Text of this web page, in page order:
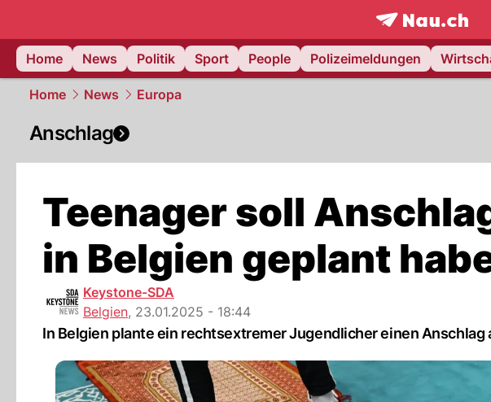
frontpage.NAU.ch
Home
News Politik Sport People Polizeimeldungen
Home News Europa
Anschlag
Teenager soll
in Belgien geplant
Keystone-SDA
Belgien, 23.01.2025 - 18:44
In Belgien plante ein rechtsextremer Jugendlicher einen